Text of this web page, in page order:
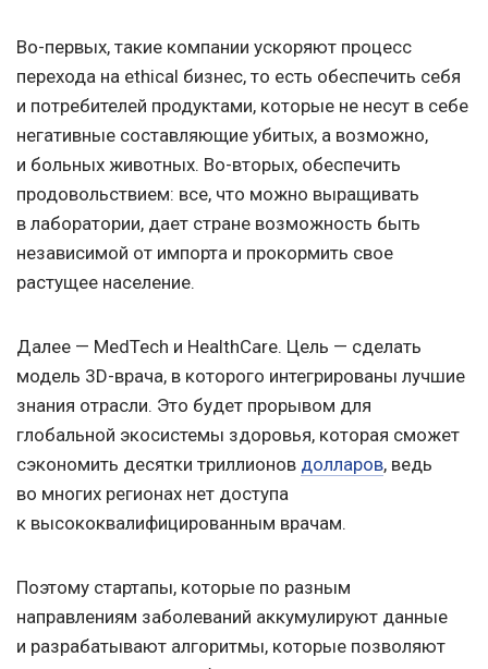
Во-первых, такие компании ускоряют процесс
перехода на ethical бизнес, то есть обеспечить себя
и потребителей продуктами, которые не несут в себе
негативные составляющие убитых, а возможно,
и больных животных. Во-вторых, обеспечить
продовольствием: все, что можно выращивать
в лаборатории, дает стране возможность быть
независимой от импорта и прокормить свое
растущее население.
Далее — MedTech и HealthCare. Цель — сделать
модель 3D-врача, в которого интегрированы лучшие
знания отрасли. Это будет прорывом для
глобальной экосистемы здоровья, которая сможет
сэкономить десятки триллионов долларов, ведь
во многих регионах нет доступа
к высококвалифицированным врачам.
Поэтому стартапы, которые по разным
направлениям заболеваний аккумулируют данные
и разрабатывают алгоритмы, которые позволяют